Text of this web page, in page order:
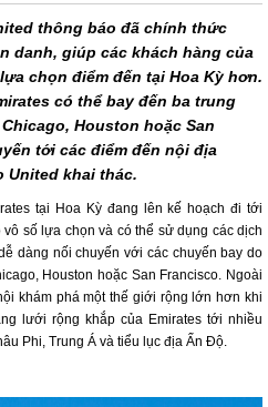
thông báo đã chính thức
danh, giúp các khách hàng của
chọn điểm đến tại Hoa Kỳ hơn.
có thể bay đến ba trung
Houston hoặc San
tới các điểm đến nội địa
United khai thác.
tại Hoa Kỳ đang lên kế hoạch đi tới
số lựa chọn và có thể sử dụng các dịch
dàng nối chuyến với các chuyến bay do
Houston hoặc San Francisco. Ngoài
khám phá một thế giới rộng lớn hơn khi
lưới rộng khắp của Emirates tới nhiều
Phi, Trung Á và tiểu lục địa Ấn Độ.